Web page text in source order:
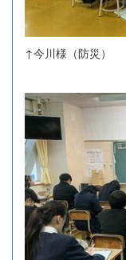
↑今川様（防災）